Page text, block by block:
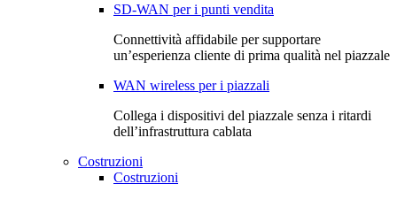
SD-WAN per i punti vendita
Connettività affidabile per supportare
un’esperienza cliente di prima qualità nel piazzale
WAN wireless per i piazzali
Collega i dispositivi del piazzale senza i ritardi
dell’infrastruttura cablata
Costruzioni
Costruzioni